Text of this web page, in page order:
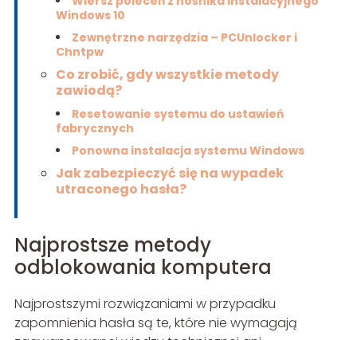
Windows 10
Zewnętrzne narzędzia – PCUnlocker i
Chntpw
Co zrobić, gdy wszystkie metody
zawiodą?
Resetowanie systemu do ustawień
fabrycznych
Ponowna instalacja systemu Windows
Jak zabezpieczyć się na wypadek
utraconego hasła?
Najprostsze metody
odblokowania komputera
Najprostszymi rozwiązaniami w przypadku
zapomnienia hasła są te, które nie wymagają